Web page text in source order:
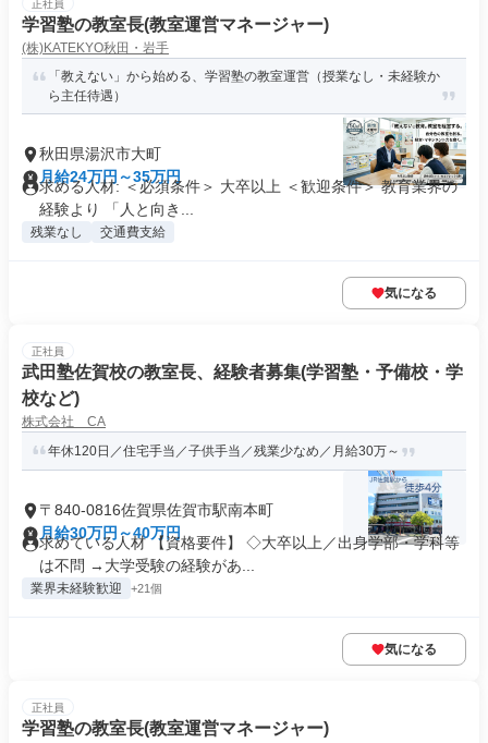
正社員
学習塾の教室長(教室運営マネージャー)
(株)KATEKYO秋田・岩手
「教えない」から始める、学習塾の教室運営（授業なし・未経験か
ら主任待遇）
秋田県湯沢市大町
月給24万円～35万円
求める人材: ＜必須条件＞ 大卒以上 ＜歓迎条件＞ 教育業界の
経験より 「人と向き...
残業なし 交通費支給
気になる
正社員
武田塾佐賀校の教室長、経験者募集(学習塾・予備校・学
校など)
株式会社 CA
年休120日／住宅手当／子供手当／残業少なめ／月給30万～
〒840-0816佐賀県佐賀市駅南本町
月給30万円～40万円
求めている人材 【資格要件】 ◇大卒以上／出身学部・学科等
は不問 →大学受験の経験があ...
業界未経験歓迎 +21個
気になる
正社員
学習塾の教室長(教室運営マネージャー)